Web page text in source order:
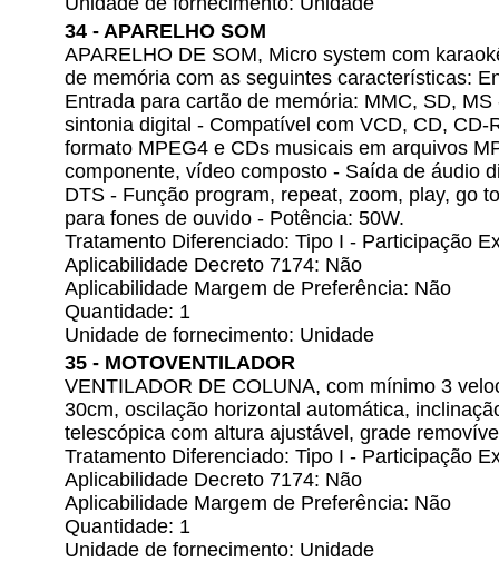
34 - APARELHO SOM
APARELHO DE SOM, Micro system com
de memória com as seguintes características:
Entrada para cartão de memória: MMC, SD,
sintonia digital - Compatível com VCD, CD,
formato MPEG4 e CDs musicais em arquivos
componente, vídeo composto - Saída de áudio
DTS - Função program, repeat, zoom, play, go
para fones de ouvido - Potência: 50W.
Tratamento Diferenciado: Tipo I - Participação
Aplicabilidade Decreto 7174: Não
Aplicabilidade Margem de Preferência: Não
Quantidade: 1
Unidade de fornecimento: Unidade
35 - MOTOVENTILADOR
VENTILADOR DE COLUNA, com mínimo 3
30cm, oscilação horizontal automática,
telescópica com altura ajustável, grade
Tratamento Diferenciado: Tipo I - Participação
Aplicabilidade Decreto 7174: Não
Aplicabilidade Margem de Preferência: Não
Quantidade: 1
Unidade de fornecimento: Unidade